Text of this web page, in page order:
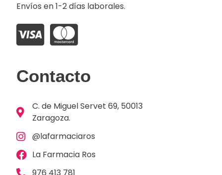
Envíos en 1-2 días laborales.
Contacto
C. de Miguel Servet 69, 50013
Zaragoza.
@lafarmaciaros
La Farmacia Ros